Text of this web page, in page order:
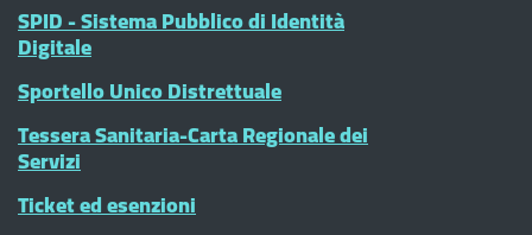
SPID - Sistema Pubblico di Identità
Digitale
Sportello Unico Distrettuale
Tessera Sanitaria-Carta Regionale dei
Servizi
Ticket ed esenzioni